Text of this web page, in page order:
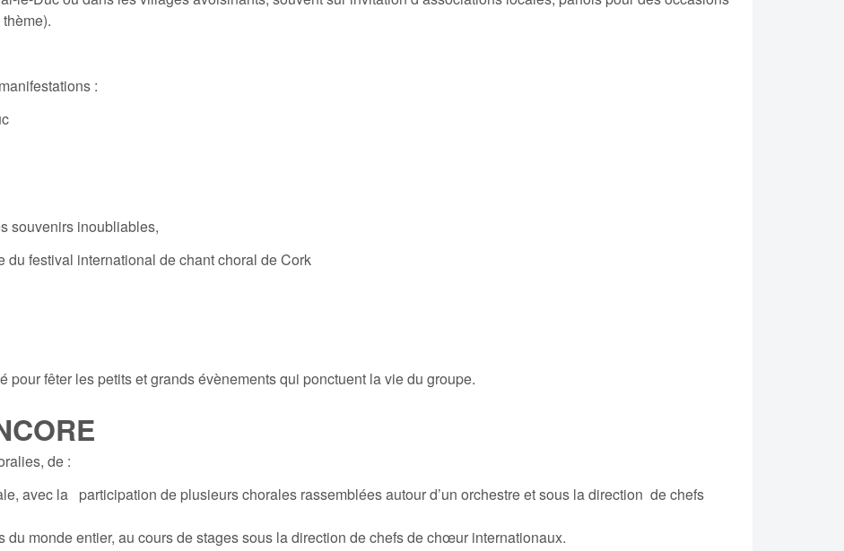
:
souvenirs inoubliables,
du festival international de chant choral de Cork
pour fêter les petits et grands évènements qui ponctuent la vie du groupe.
de :
avec la participation de plusieurs chorales rassemblées autour d’un orchestre et sous la direction de chefs
du monde entier, au cours de stages sous la direction de chefs de chœur internationaux.